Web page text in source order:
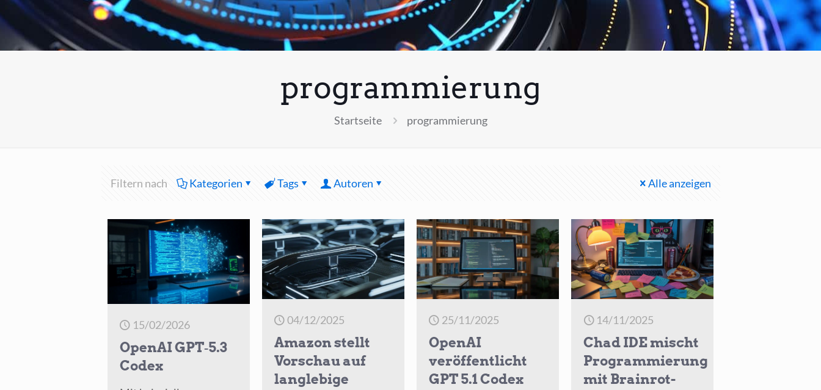
programmierung
Startseite programmierung
Filtern nach Kategorien Tags Autoren Alle anzeigen
15/02/2026
OpenAI GPT‑5.3
Codex
04/12/2025
Amazon stellt
Vorschau auf
langlebige
25/11/2025
OpenAI
veröffentlicht
GPT 5.1 Codex
14/11/2025
Chad IDE mischt
Programmierung
mit Brainrot-